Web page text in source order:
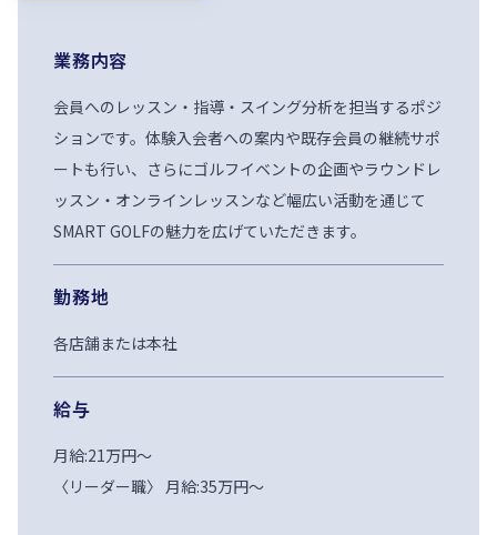
業務内容
会員へのレッスン・指導・スイング分析を担当するポジ
ションです。体験入会者への案内や既存会員の継続サポ
ートも行い、さらにゴルフイベントの企画やラウンドレ
ッスン・オンラインレッスンなど幅広い活動を通じて
SMART GOLFの魅力を広げていただきます。
勤務地
各店舗または本社
給与
月給:21万円〜
〈リーダー職〉 月給:35万円〜